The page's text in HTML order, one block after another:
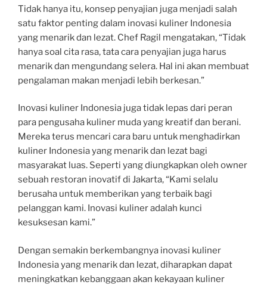
Tidak hanya itu, konsep penyajian juga menjadi salah
satu faktor penting dalam inovasi kuliner Indonesia
yang menarik dan lezat. Chef Ragil mengatakan, “Tidak
hanya soal cita rasa, tata cara penyajian juga harus
menarik dan mengundang selera. Hal ini akan membuat
pengalaman makan menjadi lebih berkesan.”
Inovasi kuliner Indonesia juga tidak lepas dari peran
para pengusaha kuliner muda yang kreatif dan berani.
Mereka terus mencari cara baru untuk menghadirkan
kuliner Indonesia yang menarik dan lezat bagi
masyarakat luas. Seperti yang diungkapkan oleh owner
sebuah restoran inovatif di Jakarta, “Kami selalu
berusaha untuk memberikan yang terbaik bagi
pelanggan kami. Inovasi kuliner adalah kunci
kesuksesan kami.”
Dengan semakin berkembangnya inovasi kuliner
Indonesia yang menarik dan lezat, diharapkan dapat
meningkatkan kebanggaan akan kekayaan kuliner